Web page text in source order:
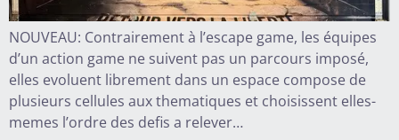
NOUVEAU: Contrairement à l’escape game, les équipes
d’un action game ne suivent pas un parcours imposé,
elles evoluent librement dans un espace compose de
plusieurs cellules aux thematiques et choisissent elles-
memes l’ordre des defis a relever…